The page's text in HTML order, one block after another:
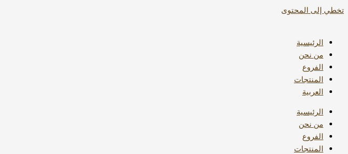
تخطي إلى المحتوى
الرئيسية
من نحن
الفروع
المنتجات
العربية
الرئيسية
من نحن
الفروع
المنتجات